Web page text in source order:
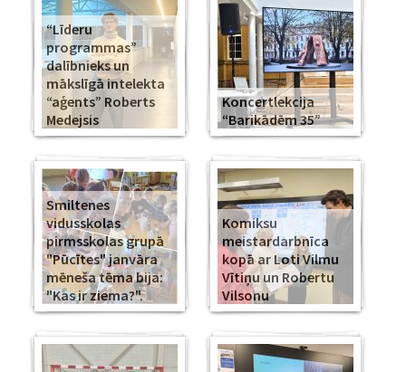
“Līderu
programmas”
dalībnieks un
mākslīgā intelekta
“aģents” Roberts
Medejsis
Koncertlekcija
“Barikādēm 35”
Smiltenes
vidusskolas
pirmsskolas grupā
"Pūcītes" janvāra
mēneša tēma bija:
"Kas ir ziema?".
Komiksu
meistardarbnīca
kopā ar Loti Vilmu
Vītiņu un Robertu
Vilsonu